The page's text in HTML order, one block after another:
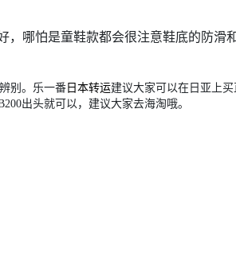
哪怕是童鞋款都会很注意鞋底的防滑
别。乐一番 日本转运建议大家可以在日亚上
出头就可以，建议大家去海淘哦。